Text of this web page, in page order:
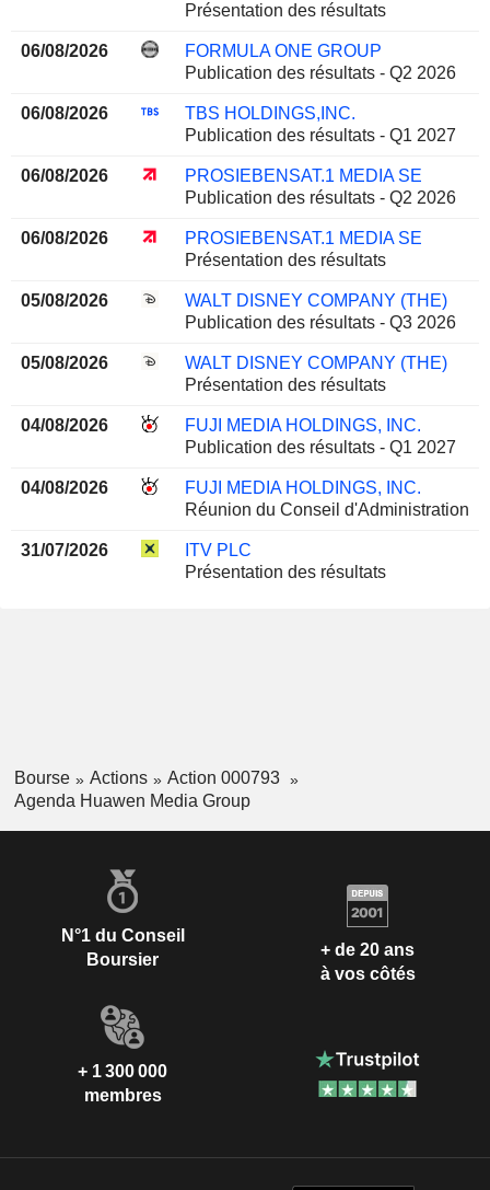
Présentation des résultats
06/08/2026
FORMULA ONE GROUP
Publication des résultats - Q2 2026
06/08/2026
TBS HOLDINGS,INC.
Publication des résultats - Q1 2027
06/08/2026
PROSIEBENSAT.1 MEDIA SE
Publication des résultats - Q2 2026
06/08/2026
PROSIEBENSAT.1 MEDIA SE
Présentation des résultats
05/08/2026
WALT DISNEY COMPANY (THE)
Publication des résultats - Q3 2026
05/08/2026
WALT DISNEY COMPANY (THE)
Présentation des résultats
04/08/2026
FUJI MEDIA HOLDINGS, INC.
Publication des résultats - Q1 2027
04/08/2026
FUJI MEDIA HOLDINGS, INC.
Réunion du Conseil d'Administration
31/07/2026
ITV PLC
Présentation des résultats
Bourse Actions
Action 000793
Agenda Huawen Media Group
N°1 du Conseil
Boursier
+ de 20 ans
à vos côtés
+ 1 300 000
membres